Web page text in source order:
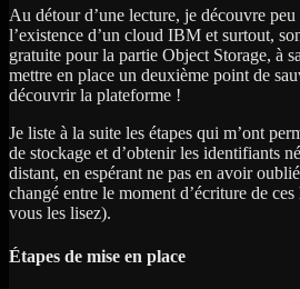
Au détour d’une lecture, je découvre peu
l’existence d’un cloud IBM et surtout,
gratuite pour la partie Object Storage, à
mettre en place un deuxième point de
découvrir la plateforme !
Je liste à la suite les étapes qui m’ont
de stockage et d’obtenir les identifiants
distant, en espérant ne pas en avoir
changé entre le moment d’écriture de
vous les lisez).
Étapes de mise en place